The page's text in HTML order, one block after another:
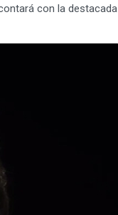
con la destacada